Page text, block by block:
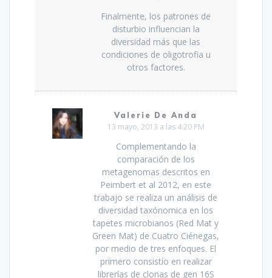
Finalmente, los patrones de
disturbio influencian la
diversidad más que las
condiciones de oligotrofia u
otros factores.
Valerie De Anda
13 mayo, 2013 a las 4:20 PM
Complementando la
comparación de los
metagenomas descritos en
Peimbert et al 2012, en este
trabajo se realiza un análisis de
diversidad taxónomica en los
tapetes microbianos (Red Mat y
Green Mat) de Cuatro Ciénegas,
por medio de tres enfoques. El
primero consistío en realizar
librerías de clonas de gen 16S